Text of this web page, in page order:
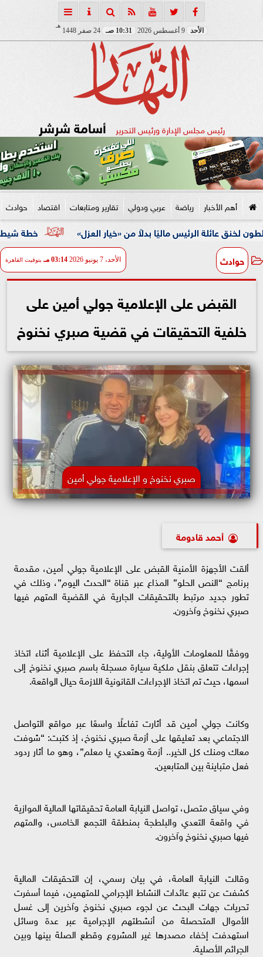
الأحد 10:31 صـ 24 صفر 1448
هـ
رئيس مجلس الإدارة ورئيس التحرير أسامة شرشر
أهم الأخبار رياضة عربي ودولي تقارير ومتابعات اقتصاد حوادث
خطة شيطانية انتهت في قبضة الأمن.. الرئيس ماليًا بدلاً من «خيار العزل»
حوادث الأحد، 7 يونيو 2026 03:14 مـ بتوقيت القاهرة
القبض على الإعلامية جولي أمين على
خلفية التحقيقات في قضية صبري نخنوخ
صبري نخنوخ و الإعلامية جولي أمين
أحمد قادومة
ألقت الأجهزة الأمنية القبض على الإعلامية جولي أمين، مقدمة
برنامج “النص الحلو” المذاع عبر قناة “الحدث اليوم”، وذلك في
تطور جديد مرتبط بالتحقيقات الجارية في القضية المتهم فيها
صبري نخنوخ وآخرون.
ووفقًا للمعلومات الأولية، جاء التحفظ على الإعلامية أثناء اتخاذ
إجراءات تتعلق بنقل ملكية سيارة مسجلة باسم صبري نخنوخ إلى
اسمها، حيث تم اتخاذ الإجراءات القانونية اللازمة حيال الواقعة.
وكانت جولي أمين قد أثارت تفاعلًا واسعًا عبر مواقع التواصل
الاجتماعي بعد تعليقها على أزمة صبري نخنوخ، إذ كتبت: “شوفت
معاك ومنك كل الخير.. أزمة وهتعدي يا معلم”، وهو ما أثار ردود
فعل متباينة بين المتابعين.
وفي سياق متصل، تواصل النيابة العامة تحقيقاتها المالية الموازية
في واقعة التعدي والبلطجة بمنطقة التجمع الخامس، والمتهم
فيها صبري نخنوخ وآخرون.
وقالت النيابة العامة، في بيان رسمي، إن التحقيقات المالية
كشفت عن تتبع عائدات النشاط الإجرامي للمتهمين، فيما أسفرت
تحريات جهات البحث عن لجوء صبري نخنوخ وآخرين إلى غسل
الأموال المتحصلة من أنشطتهم الإجرامية عبر عدة وسائل
استهدفت إخفاء مصدرها غير المشروع وقطع الصلة بينها وبين
الجرائم الأصلية.